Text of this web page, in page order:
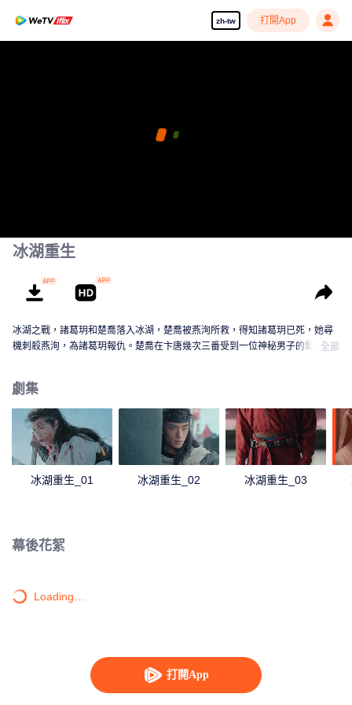
zh-tw 打開App
打開App
冰湖重生
冰湖之戰，諸葛玥和楚喬落入冰湖，楚喬被燕洵所救，得知諸葛玥已死，她尋
機刺殺燕洵，為諸葛玥報仇。楚喬在卞唐幾次三番受到一位神秘男子的幫助，
還百姓美好家園？
全部
劇集
冰湖重生_01 冰湖重生_02 冰湖重生_03
幕後花絮
Loading…